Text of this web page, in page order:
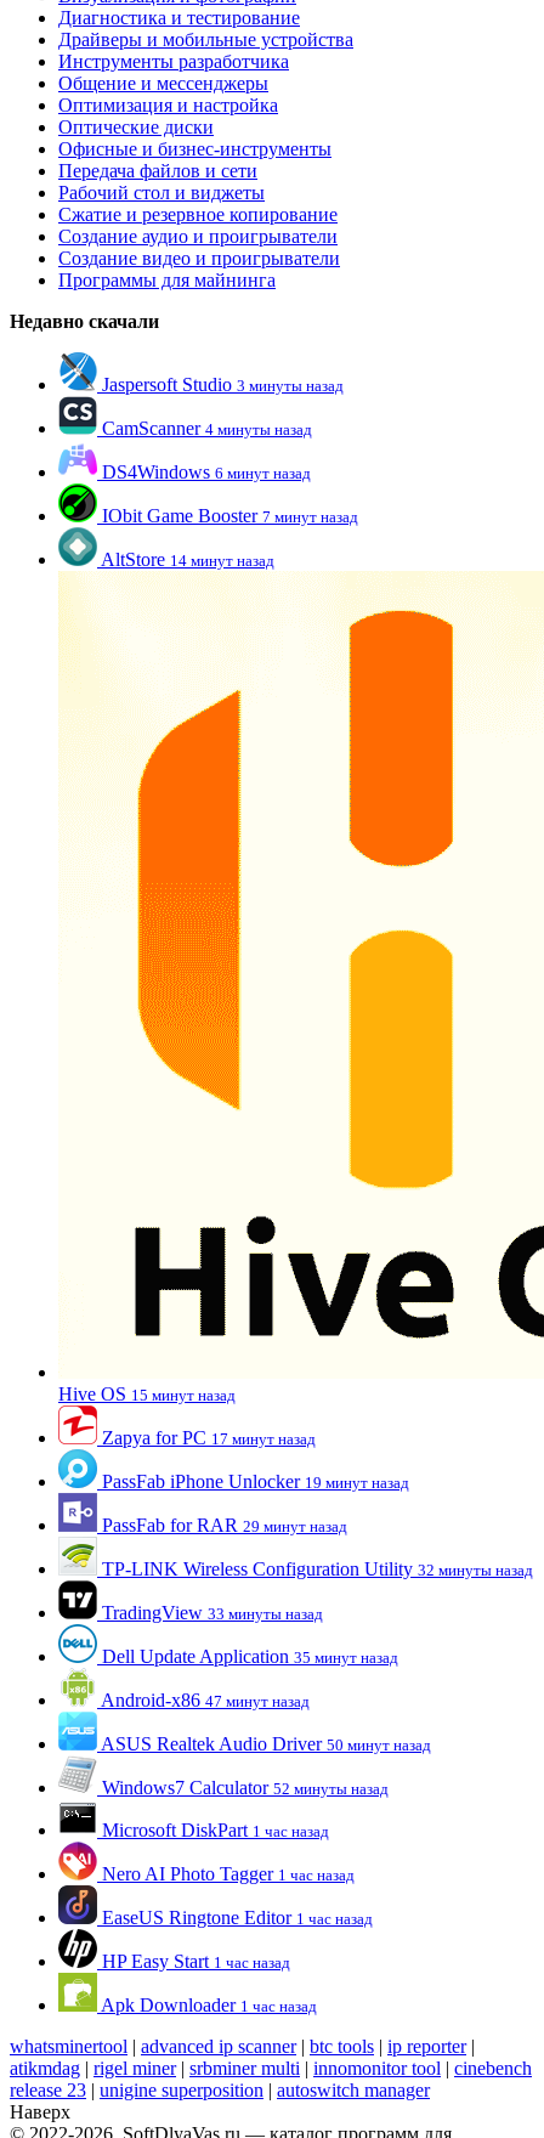
Диагностика и тестирование
Драйверы и мобильные устройства
Инструменты разработчика
Общение и мессенджеры
Оптимизация и настройка
Оптические диски
Офисные и бизнес-инструменты
Передача файлов и сети
Рабочий стол и виджеты
Сжатие и резервное копирование
Создание аудио и проигрыватели
Создание видео и проигрыватели
Программы для майнинга
Недавно скачали
Jaspersoft Studio 3 минуты назад
CamScanner 4 минуты назад
DS4Windows 6 минут назад
IObit Game Booster 7 минут назад
AltStore 14 минут назад
Hive OS 15 минут назад
Zapya for PC 17 минут назад
PassFab iPhone Unlocker 19 минут назад
PassFab for RAR 29 минут назад
TP-LINK Wireless Configuration Utility 32 минуты назад
TradingView 33 минуты назад
Dell Update Application 35 минут назад
Android-x86 47 минут назад
ASUS Realtek Audio Driver 50 минут назад
Windows7 Calculator 52 минуты назад
Microsoft DiskPart 1 час назад
Nero AI Photo Tagger 1 час назад
EaseUS Ringtone Editor 1 час назад
HP Easy Start 1 час назад
Apk Downloader 1 час назад
whatsminertool | advanced ip scanner| btc tools | ip reporter|
atikmdag | rigel miner| srbminer multi | innomonitor tool | cinebench
release 23 | unigine superposition | autoswitch manager
Наверх
© 2022-2026, SoftDlyaVas.ru — каталог программ для